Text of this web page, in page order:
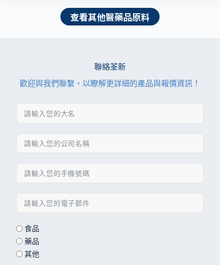
查看其他醫藥品原料
聯絡荃新
歡迎與我們聯繫，以瞭解更詳細的產品與報價資訊！
食品
藥品
其他